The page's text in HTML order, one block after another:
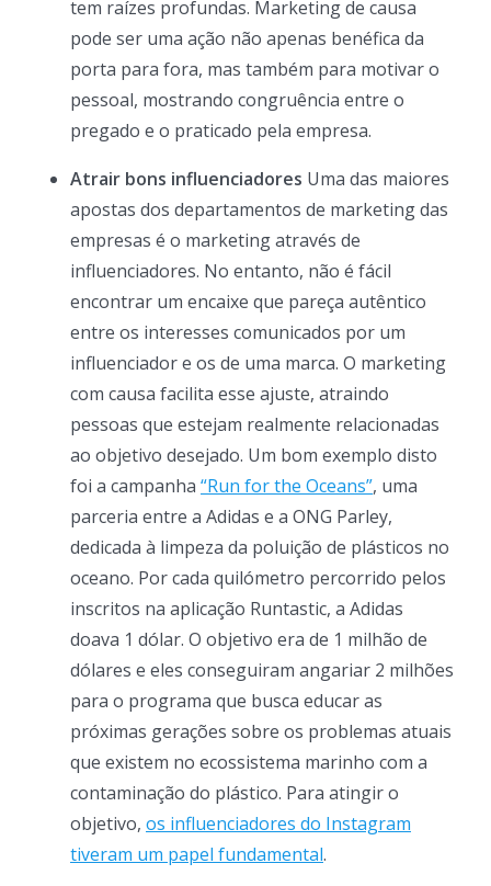
tem raízes profundas. Marketing de causa
pode ser uma ação não apenas benéfica da
porta para fora, mas também para motivar o
pessoal, mostrando congruência entre o
pregado e o praticado pela empresa.
Atrair bons influenciadores Uma das maiores
apostas dos departamentos de marketing das
empresas é o marketing através de
influenciadores. No entanto, não é fácil
encontrar um encaixe que pareça autêntico
entre os interesses comunicados por um
influenciador e os de uma marca. O marketing
com causa facilita esse ajuste, atraindo
pessoas que estejam realmente relacionadas
ao objetivo desejado. Um bom exemplo disto
foi a campanha “Run for the Oceans”, uma
parceria entre a Adidas e a ONG Parley,
dedicada à limpeza da poluição de plásticos no
oceano. Por cada quilómetro percorrido pelos
inscritos na aplicação Runtastic, a Adidas
doava 1 dólar. O objetivo era de 1 milhão de
dólares e eles conseguiram angariar 2 milhões
para o programa que busca educar as
próximas gerações sobre os problemas atuais
que existem no ecossistema marinho com a
contaminação do plástico. Para atingir o
objetivo, os influenciadores do Instagram
tiveram um papel fundamental.